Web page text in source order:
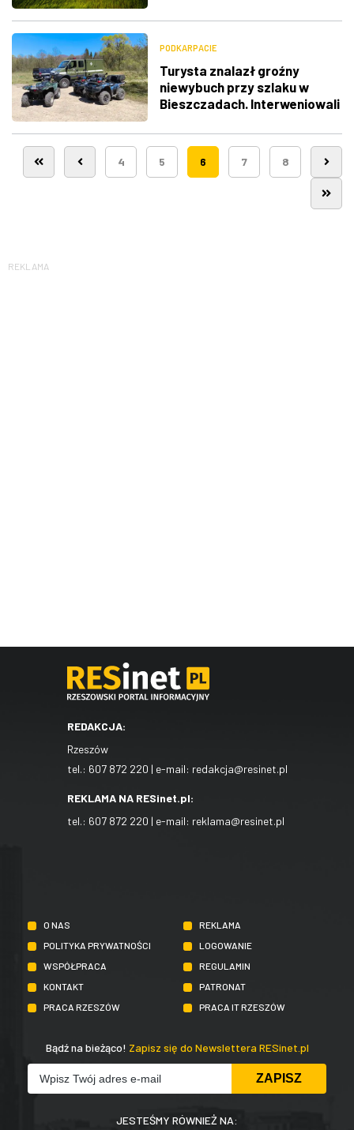
PODKARPACIE
Turysta znalazł groźny
niewybuch przy szlaku w
Bieszczadach. Interweniowali
4 5 6 7 8
REKLAMA
REDAKCJA:
Rzeszów
tel.: 607 872 220 | e-mail: redakcja@resinet.pl
REKLAMA NA RESinet.pl:
tel.: 607 872 220 | e-mail: reklama@resinet.pl
O NAS
REKLAMA
POLITYKA PRYWATNOŚCI
LOGOWANIE
WSPÓŁPRACA
REGULAMIN
KONTAKT
PATRONAT
PRACA RZESZÓW
PRACA IT RZESZÓW
Bądź na bieżąco! Zapisz się do Newslettera RESinet.pl
JESTEŚMY RÓWNIEŻ NA: